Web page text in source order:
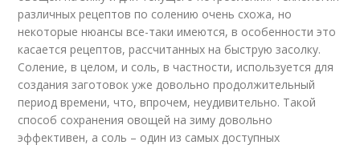
различных рецептов по солению очень схожа, но
некоторые нюансы все-таки имеются, в особенности это
касается рецептов, рассчитанных на быструю засолку.
Соление, в целом, и соль, в частности, используется для
создания заготовок уже довольно продолжительный
период времени, что, впрочем, неудивительно. Такой
способ сохранения овощей на зиму довольно
эффективен, а соль – один из самых доступных